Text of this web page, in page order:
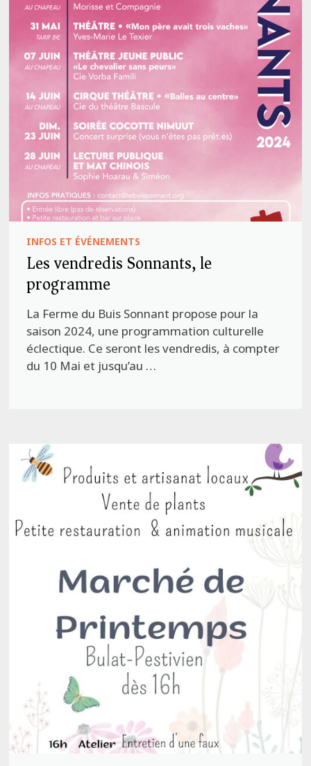
INFOS ET ÉVÉNEMENTS
Les vendredis Sonnants, le
programme
La Ferme du Buis Sonnant propose pour la
saison 2024, une programmation culturelle
éclectique. Ce seront les vendredis, à compter
du 10 Mai et jusqu’au …